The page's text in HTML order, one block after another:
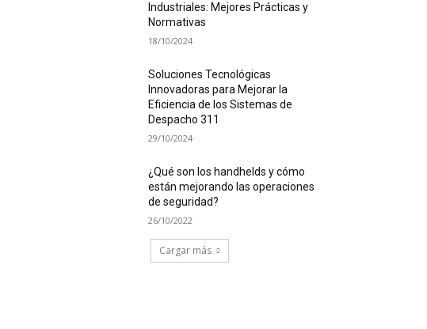
Industriales: Mejores Prácticas y
Normativas
18/10/2024
Soluciones Tecnológicas
Innovadoras para Mejorar la
Eficiencia de los Sistemas de
Despacho 311
29/10/2024
¿Qué son los handhelds y cómo
están mejorando las operaciones
de seguridad?
26/10/2022
Cargar más